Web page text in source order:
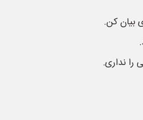
بیان کن.
نداری.